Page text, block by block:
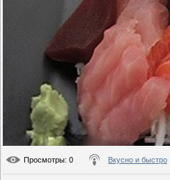
Просмотры: 0 Вкусно и быстро